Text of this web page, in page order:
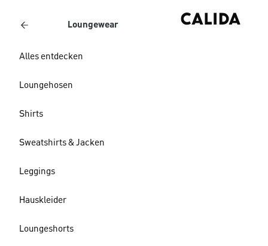
Loungewear
Alles entdecken
Loungehosen
Shirts
Sweatshirts & Jacken
Leggings
Hauskleider
Loungeshorts